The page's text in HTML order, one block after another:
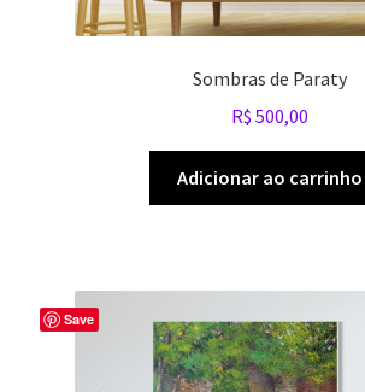
Sombras de Paraty
R$ 500,00
Adicionar ao carrinho
Save